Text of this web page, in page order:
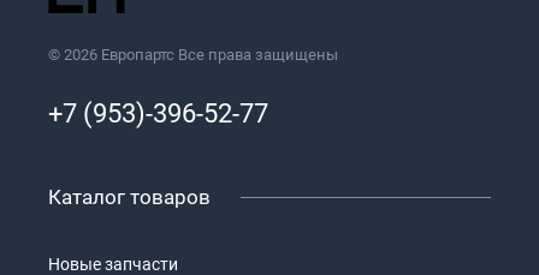
© 2026 Европартс Все права защищены
+7 (953)-396-52-77
Каталог товаров
Новые запчасти